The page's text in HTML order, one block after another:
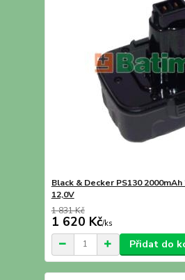
Black & Decker PS130
12,0V
1 831 Kč
1 620 Kč/ks
Přidat do